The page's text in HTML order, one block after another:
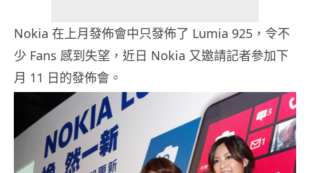
Nokia 在上月發佈會中只發佈了 Lumia 925，令不
少 Fans 感到失望，近日 Nokia 又邀請記者參加下
月 11 日的發佈會。